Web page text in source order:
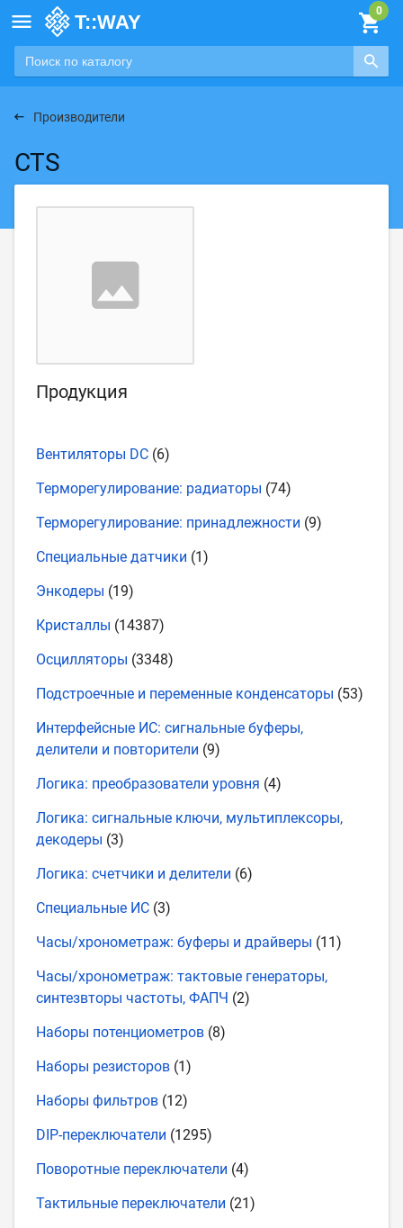

Производители
CTS
Продукция
Вентиляторы DC (6)
Терморегулирование: радиаторы (74)
Терморегулирование: принадлежности (9)
Специальные датчики (1)
Энкодеры (19)
Кристаллы (14387)
Осцилляторы (3348)
Подстроечные и переменные конденсаторы (53)
Интерфейсные ИС: сигнальные буферы,
делители и повторители (9)
Логика: преобразователи уровня (4)
Логика: сигнальные ключи, мультиплексоры,
декодеры (3)
Логика: счетчики и делители (6)
Специальные ИС (3)
Часы/хронометраж: буферы и драйверы (11)
Часы/хронометраж: тактовые генераторы,
синтезвторы частоты, ФАПЧ (2)
Наборы потенциометров (8)
Наборы резисторов (1)
Наборы фильтров (12)
DIP-переключатели (1295)
Поворотные переключатели (4)
Тактильные переключатели (21)